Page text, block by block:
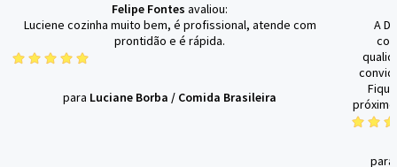
Felipe Fontes avaliou:
Luciene cozinha muito bem, é profissional, atende com
prontidão e é rápida.
para Luciane Borba / Comida Brasileira
A
para